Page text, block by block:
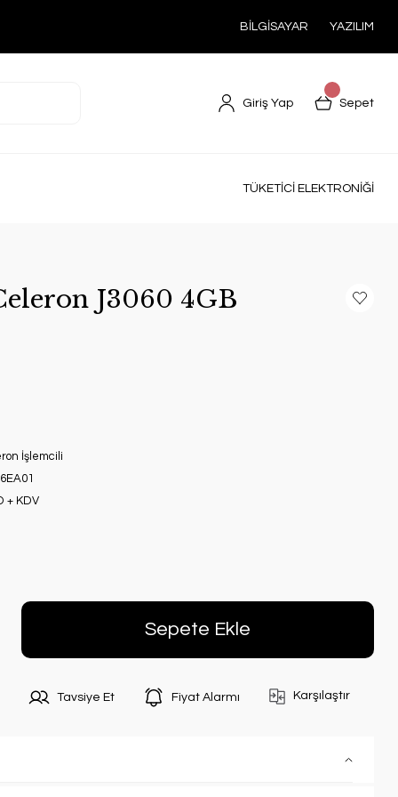
BİLGİSAYAR YAZILIM
Giriş Yap Sepet
TÜKETİCİ ELEKTRONİĞİ
J3060 4GB
İşlemcili
+ KDV
Sepete Ekle
Tavsiye Et Fiyat Alarmı Karşılaştır